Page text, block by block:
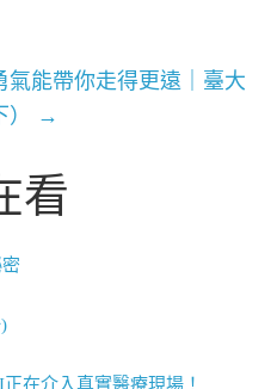
氣能帶你走得更遠｜臺大
）
→
看
在介入真實醫療現場！